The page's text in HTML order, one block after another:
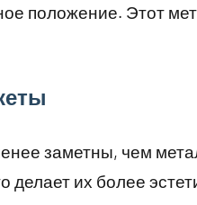
положение. Этот
заметны, чем
делает их более